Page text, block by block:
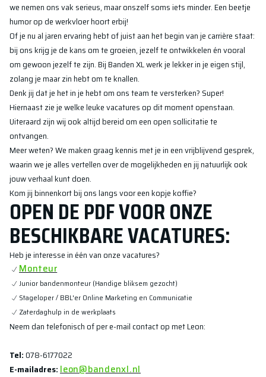
we nemen ons vak serieus, maar onszelf soms iets minder. Een beetje
humor op de werkvloer hoort erbij!
Of je nu al jaren ervaring hebt of juist aan het begin van je carrière staat:
bij ons krijg je de kans om te groeien, jezelf te ontwikkelen én vooral
om gewoon jezelf te zijn. Bij Banden XL werk je lekker in je eigen stijl,
zolang je maar zin hebt om te knallen.
Denk jij dat je het in je hebt om ons team te versterken? Super!
Hiernaast zie je welke leuke vacatures op dit moment openstaan.
Uiteraard zijn wij ook altijd bereid om een open sollicitatie te
ontvangen.
Meer weten? We maken graag kennis met je in een vrijblijvend gesprek,
waarin we je alles vertellen over de mogelijkheden en jij natuurlijk ook
jouw verhaal kunt doen.
Kom jij binnenkort bij ons langs voor een kopje koffie?
OPEN DE PDF VOOR ONZE
BESCHIKBARE VACATURES:
Heb je interesse in één van onze vacatures?
Monteur
Junior bandenmonteur (Handige bliksem gezocht)
Stageloper / BBL'er Online Marketing en Communicatie
Zaterdaghulp in de werkplaats
Neem dan telefonisch of per e-mail contact op met Leon:
Tel:078-6177022
E-mailadres:leon@bandenxl.nl